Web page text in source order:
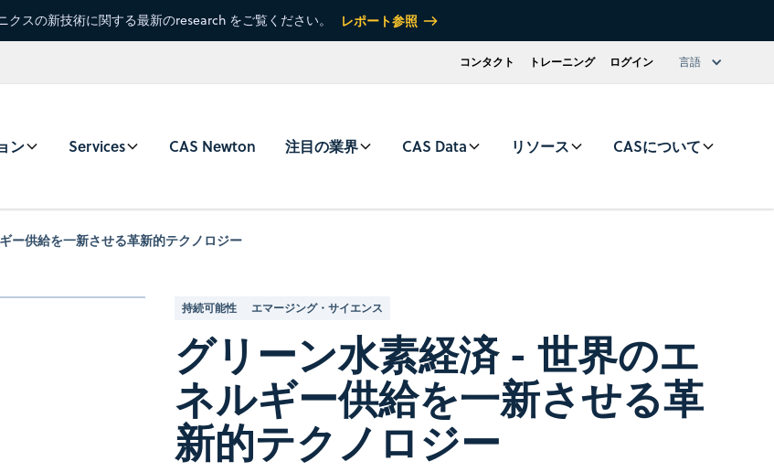
クスの新技術に関する最新のresearch をご覧ください。 レポート参照
コンタクト トレーニング ログイン 言語
ン Services CAS Newton 注目の業界 CAS Data リソース CASについて
ー供給を一新させる革新的テクノロジー
持続可能性 エマージング・サイエンス
グリーン水素経済 - 世界のエ
ネルギー供給を一新させる革
新的テクノロジー